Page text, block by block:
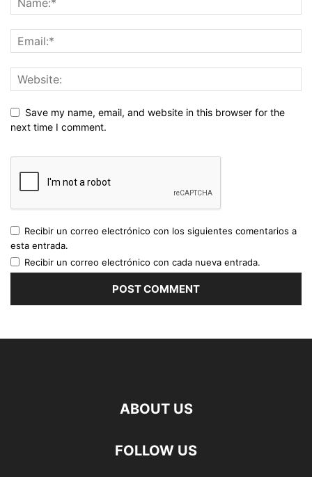
Save my name, email, and website in this browser for the
next time I comment.
Recibir un correo electrónico con los siguientes comentarios a
esta entrada.
Recibir un correo electrónico con cada nueva entrada.
ABOUT US
FOLLOW US